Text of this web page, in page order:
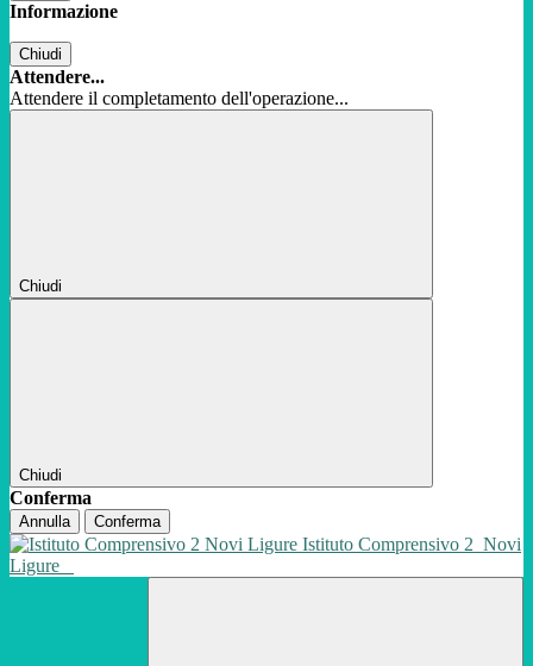
Informazione
Chiudi
Attendere...
Attendere il completamento dell'operazione...
Chiudi
Chiudi
Conferma
Annulla Conferma
Istituto Comprensivo 2 Novi
Ligure